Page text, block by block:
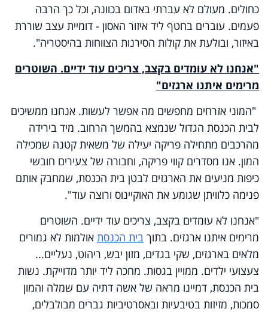
כחולים. מעולם לא עברתי באדום בכוונה, וכל כך הרבה
פעמים. עוברים בחטף ליד איזור האסון - דומיית עצב שוררת
באיזור, ובולעת את קולות הסירנות הצווחות בהיסטריה".
"אנחנו לא עומדים בקצב, צריכים עוד ידיים. השוטרים
מרימים איתנו ארגזים"
"המוני אזרחים מחפשים מה אפשר לעשות. אנחנו ממשיכים
לבית הכנסת הגדול שנמצא בהמשך הרחוב. מיד בירידה
מהרכבים מתחילה פריקה יעילה של משאית קטנה שמכילה
המון. אנו מסדרים קווי פריקה, וחבורה של צעירים חובשי
כיפות מניעים את הארגזים לבטן בית הכנסת, שמחבק אותם
פנימה כלוויתן שגומע את האוקיינוס ורוצה עוד".
"אנחנו לא עומדים בקצב, צריכים עוד ידיים. השוטרים
מרימים איתנו ארגזים. בתוך בית הכנסת אולמות לא גמורים
מלאים בארגזים, שקי בגדים, מזון יבש, ריהוט, נעליים...
צעצועי ילדים. ממויין בגסות. מחכה ליד יותר מדוייקת. נשות
בית הכנסת, דמיינו מראה של אשה דתיה עם שמלה והמון
סמכות, מזיזות בטיבעיות ובאסרטיביות גברים מבולבלים,